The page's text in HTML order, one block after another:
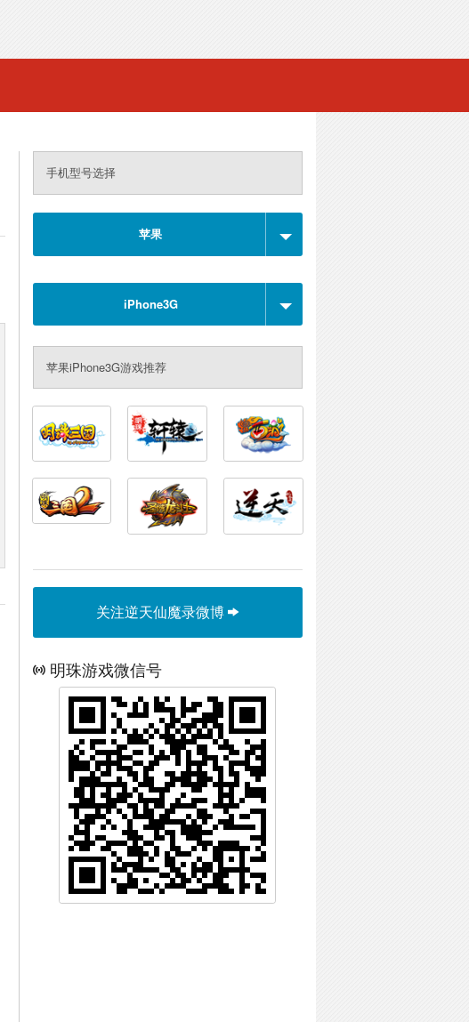
手机型号选择
苹果
iPhone3G
苹果iPhone3G游戏推荐
关注逆天仙魔录微博
明珠游戏微信号